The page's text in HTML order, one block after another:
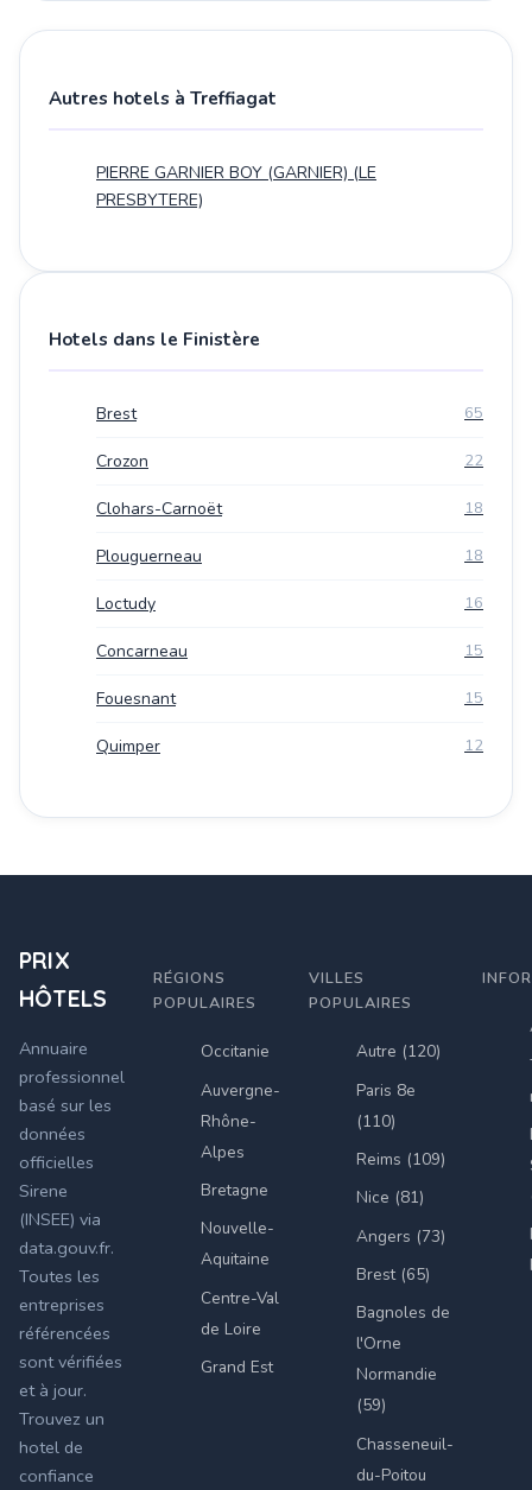
Autres hotels à Treffiagat
PIERRE GARNIER BOY (GARNIER) (LE
PRESBYTERE)
Hotels dans le Finistère
Brest 65
Crozon 22
Clohars-Carnoët 18
Plouguerneau 18
Loctudy 16
Concarneau 15
Fouesnant 15
Quimper 12
PRIX
HÔTELS
Annuaire
professionnel
basé sur les
données
officielles
Sirene
(INSEE) via
data.gouv.fr.
Toutes les
entreprises
référencées
sont vérifiées
et à jour.
Trouvez un
hotel de
confiance
RÉGIONS
POPULAIRES
Occitanie
Auvergne-
Rhône-
Alpes
Bretagne
Nouvelle-
Aquitaine
Centre-Val
de Loire
Grand Est
VILLES
POPULAIRES
Autre (120)
Paris 8e
(110)
Reims (109)
Nice (81)
Angers (73)
Brest (65)
Bagnoles de
l'Orne
Normandie
(59)
Chasseneuil-
du-Poitou